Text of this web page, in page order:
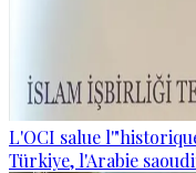
L'OCI salue
Türkiye, l'Arabie